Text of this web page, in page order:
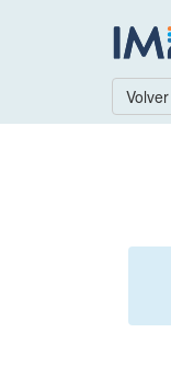
Volver